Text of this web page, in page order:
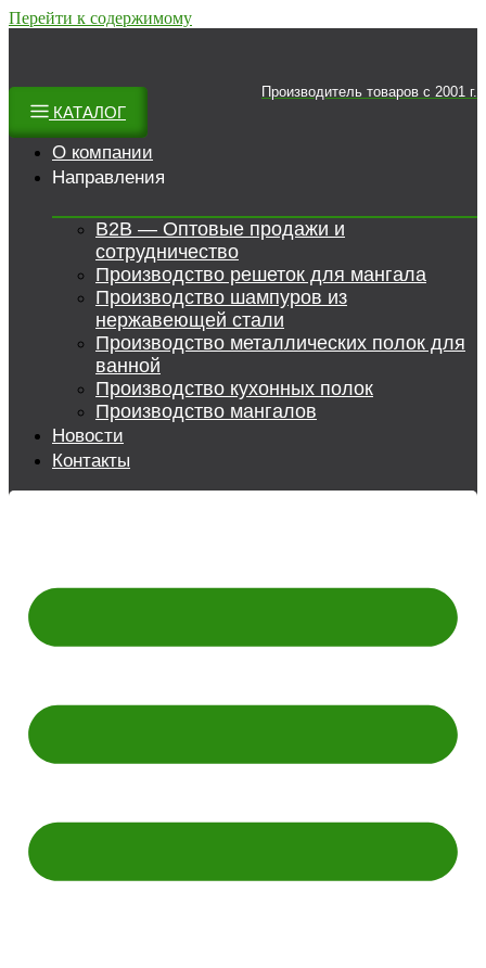
Перейти к содержимому
Производитель товаров c 2001 г.
КАТАЛОГ
О компании
Направления
B2B — Оптовые продажи и
сотрудничество
Производство решеток для мангала
Производство шампуров из
нержавеющей стали
Производство металлических полок для
ванной
Производство кухонных полок
Производство мангалов
Новости
Контакты